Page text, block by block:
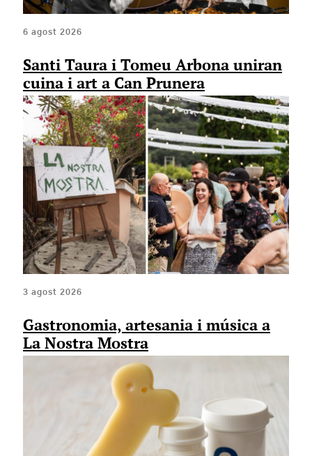
6 agost 2026
Santi Taura i Tomeu Arbona uniran
cuina i art a Can Prunera
3 agost 2026
Gastronomia, artesania i música a
La Nostra Mostra